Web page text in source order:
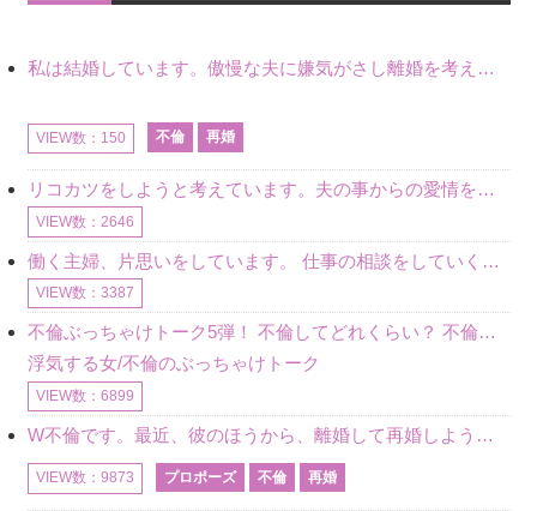
私は結婚しています。傲慢な夫に嫌気がさし離婚を考えていたときに、彼と出会いました。彼には恋人がいましたが、話をするうちに、夫とのことを相談するようにな
VIEW数：150 不倫 再婚
リコカツをしようと考えています。夫の事からの愛情を全く感じません。子供がいるので、子供が成長するまではと我慢しています。 まず、お金が必要だと考え、仕事の量も増やしました。ところが、夫は働かず、結局は
VIEW数：2646
働く主婦、片思いをしています。 仕事の相談をしていくうちに、彼のことを好きになりました。私には夫も子供もいます。不倫をしているわけでもなく、もちろん、この気持ちは誰にも話していません。 ラインをする関
VIEW数：3387
不倫ぶっちゃけトーク5弾！ 不倫してどれくらい？ 不倫のあれこれを、なんでもどうぞ♪♪
浮気する女/不倫のぶっちゃけトーク
VIEW数：6899
W不倫です。最近、彼のほうから、離婚して再婚しよう、と言ってきました。ハッキリいうと、そこまでは考えていませんでした。彼を好きな気持ちはあるし、彼なしの生活は考えられません。だけど、離婚して再婚すると
VIEW数：9873 プロポーズ 不倫 再婚